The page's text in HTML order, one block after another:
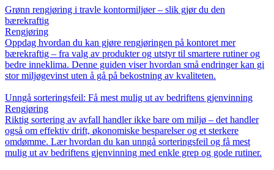
Grønn rengjøring i travle kontormiljøer – slik gjør du den
bærekraftig
Rengjøring
Oppdag hvordan du kan gjøre rengjøringen på kontoret mer
bærekraftig – fra valg av produkter og utstyr til smartere rutiner og
bedre inneklima. Denne guiden viser hvordan små endringer kan gi
stor miljøgevinst uten å gå på bekostning av kvaliteten.
Unngå sorteringsfeil: Få mest mulig ut av bedriftens gjenvinning
Rengjøring
Riktig sortering av avfall handler ikke bare om miljø – det handler
også om effektiv drift, økonomiske besparelser og et sterkere
omdømme. Lær hvordan du kan unngå sorteringsfeil og få mest
mulig ut av bedriftens gjenvinning med enkle grep og gode rutiner.